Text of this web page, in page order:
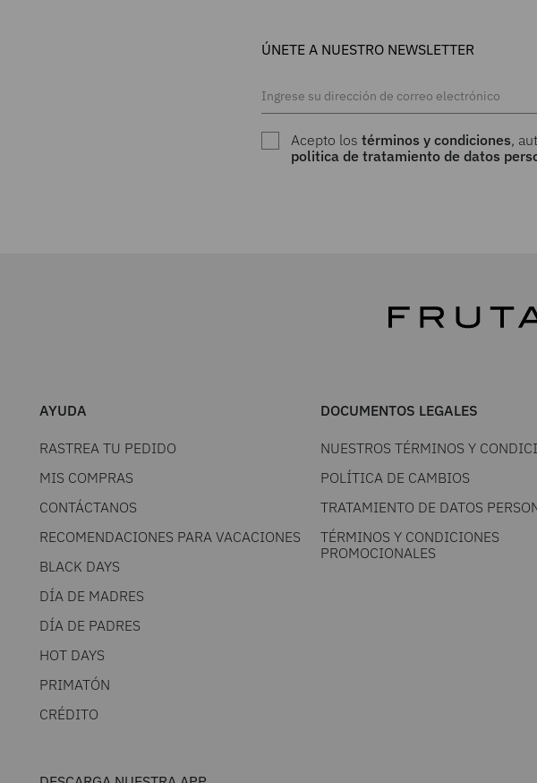
ÚNETE A NUESTRO NEWSLETTER
Acepto lostérminos y condiciones,
politica de tratamiento de datos
AYUDA
RASTREA TU PEDIDO
MIS COMPRAS
CONTÁCTANOS
RECOMENDACIONES PARA VACACIONES
BLACK DAYS
DÍA DE MADRES
DÍA DE PADRES
HOT DAYS
PRIMATÓN
CRÉDITO
DOCUMENTOS LEGALES
NUESTROS TÉRMINOS Y
POLÍTICA DE CAMBIOS
TRATAMIENTO DE DATOS
TÉRMINOS Y CONDICIONES
PROMOCIONALES